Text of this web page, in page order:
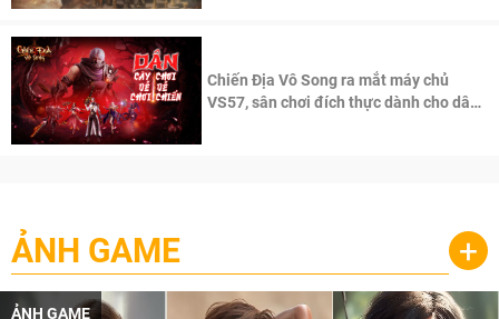
Chiến Địa Vô Song ra mắt máy chủ
VS57, sân chơi đích thực dành cho dân
ẢNH GAME +
ẢNH GAME